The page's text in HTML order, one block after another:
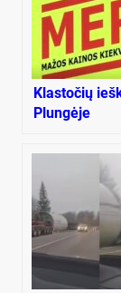
Klastočių
Plungėje